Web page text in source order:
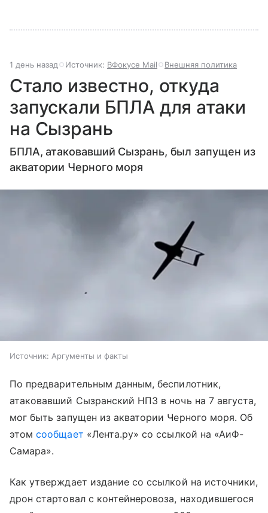
1 день назад Источник: ВФокусе Mail Внешняя политика
Стало известно, откуда
запускали БПЛА для атаки
на Сызрань
БПЛА, атаковавший Сызрань, был запущен из
акватории Черного моря
Источник: Аргументы и факты
По предварительным данным, беспилотник,
атаковавший Сызранский НПЗ в ночь на 7 августа,
мог быть запущен из акватории Черного моря. Об
этомсообщает «Лента.ру» со ссылкой на «АиФ-
Самара».
Как утверждает издание со ссылкой на источники,
дрон стартовал с контейнеровоза, находившегося